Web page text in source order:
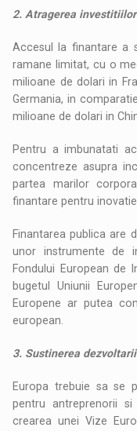
2. Atragerea investitiilor
Accesul la finantare a
ramane limitat, cu o
milioane de dolari in
Germania, in
milioane de dolari in
Pentru a imbunatati
concentreze asupra
partea marilor
finantare pentru
Finantarea publica are
unor instrumente de
Fondului European de
bugetul Uniunii
Europene ar putea
european.
3. Sustinerea
Europa trebuie sa se
pentru antreprenorii
crearea unei Vize